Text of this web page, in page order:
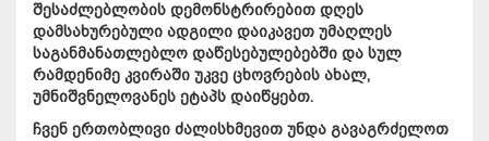
შესაძლებლობის დემონსტრირებით დღეს
დამსახურებული ადგილი დაიკავეთ უმაღლეს
საგანმანათლებლო დაწესებულებებში და სულ
რამდენიმე კვირაში უკვე ცხოვრების ახალ,
უმნიშვნელოვანეს ეტაპს დაიწყებთ.
ჩვენ ერთობლივი ძალისხმევით უნდა გავაგრძელოთ